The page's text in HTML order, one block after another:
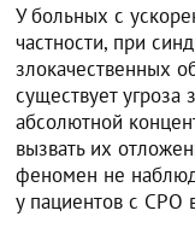
У больных с
частности, при
злокачественных
существует угроза
абсолютной
вызвать их
феномен не
у пациентов с СРО